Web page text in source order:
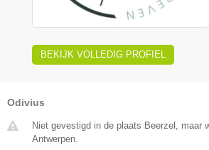
BEKIJK VOLLEDIG PROFIEL
Odivius
Niet gevestigd in de plaats Beerzel, maar
Antwerpen.